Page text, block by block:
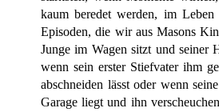
kaum beredet werden, im
Episoden, die wir aus Masons
Junge im Wagen sitzt und seiner
wenn sein erster Stiefvater ihm
abschneiden lässt oder wenn
Garage liegt und ihn